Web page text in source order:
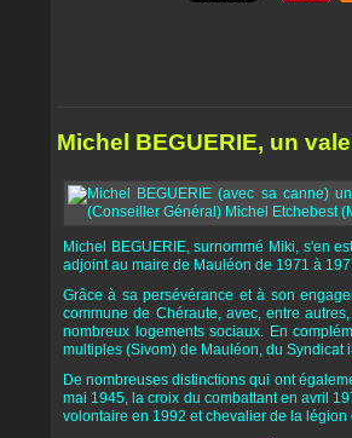
Michel BEGUERIE, un
Michel BEGUERIE, surnommé Miki, s'en
adjoint au maire de Mauléon de 1971 à
Grâce à sa persévérance et à son
commune de Chéraute, avec, entre
nombreux logements sociaux. En
multiples (Sivom) de Mauléon, du
De nombreuses distinctions qui ont
mai 1945, la croix du combattant en avril
volontaire en 1992 et chevalier de la